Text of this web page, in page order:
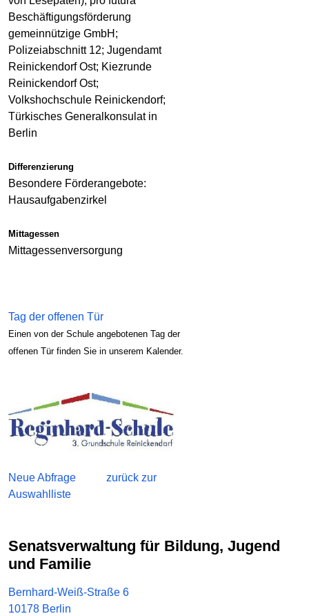
Beschäftigungsförderung
gemeinnützige GmbH;
Polizeiabschnitt 12; Jugendamt
Reinickendorf Ost; Kiezrunde
Reinickendorf Ost;
Volkshochschule Reinickendorf;
Türkisches Generalkonsulat in
Berlin
Differenzierung
Besondere Förderangebote:
Hausaufgabenzirkel
Mittagessen
Mittagessenversorgung
Tag der offenen Tür
Einen von der Schule angebotenen Tag der
offenen Tür finden Sie in unserem Kalender.
Neue Abfrage
zurück zur
Auswahlliste
Senatsverwaltung für Bildung, Jugend
und Familie
Bernhard-Weiß-Straße 6
10178 Berlin